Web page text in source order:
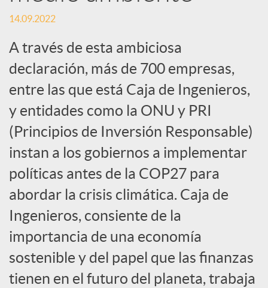
c
i
a
l
e
s
14.09.2022
A través de esta ambiciosa
declaración, más de 700 empresas,
entre las que está Caja de Ingenieros,
y entidades como la ONU y PRI
(Principios de Inversión Responsable)
instan a los gobiernos a implementar
políticas antes de la COP27 para
abordar la crisis climática. Caja de
Ingenieros, consiente de la
importancia de una economía
sostenible y del papel que las finanzas
tienen en el futuro del planeta, trabaja